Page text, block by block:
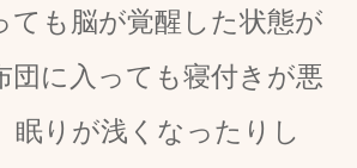
ても脳が覚醒した状態が
団に入っても寝付きが悪
眠りが浅くなったりし